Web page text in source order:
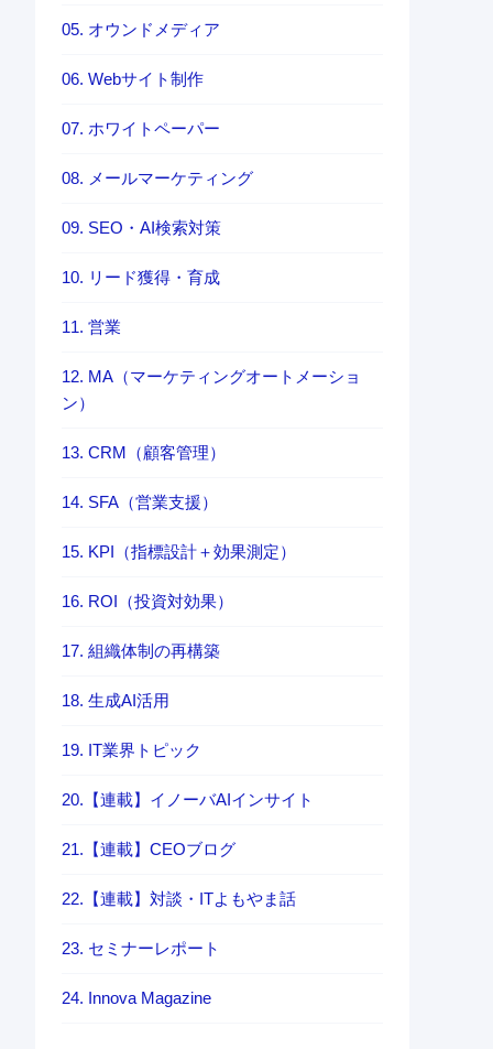
05. オウンドメディア
06. Webサイト制作
07. ホワイトペーパー
08. メールマーケティング
09. SEO・AI検索対策
10. リード獲得・育成
11. 営業
12. MA（マーケティングオートメーショ
ン）
13. CRM（顧客管理）
14. SFA（営業支援）
15. KPI（指標設計＋効果測定）
16. ROI（投資対効果）
17. 組織体制の再構築
18. 生成AI活用
19. IT業界トピック
20.【連載】イノーバAIインサイト
21.【連載】CEOブログ
22.【連載】対談・ITよもやま話
23. セミナーレポート
24. Innova Magazine